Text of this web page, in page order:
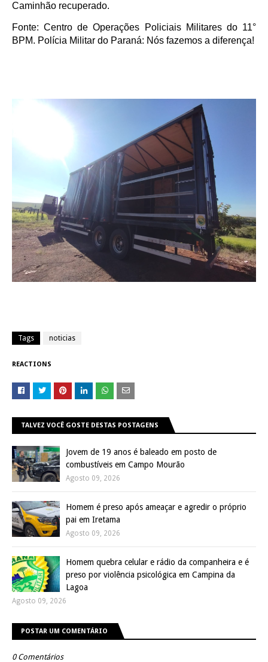
Caminhão recuperado.
Fonte: Centro de Operações Policiais Militares do 11°
BPM. Polícia Militar do Paraná: Nós fazemos a diferença!
Tags noticias
REACTIONS
TALVEZ VOCÊ GOSTE DESTAS POSTAGENS
Jovem de 19 anos é baleado em posto de
combustíveis em Campo Mourão
Agosto 09, 2026
Homem é preso após ameaçar e agredir o próprio
pai em Iretama
Agosto 09, 2026
Homem quebra celular e rádio da companheira e é
preso por violência psicológica em Campina da
Lagoa
Agosto 09, 2026
POSTAR UM COMENTÁRIO
0 Comentários